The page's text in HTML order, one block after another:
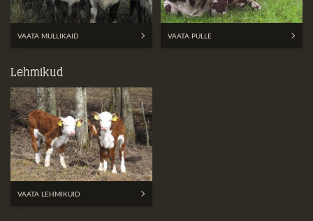
VAATA MULLIKAID VAATA PULLE
Lehmikud
VAATA LEHMIKUID